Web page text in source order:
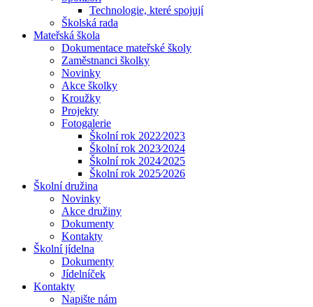
Technologie, které spojují
Školská rada
Mateřská škola
Dokumentace mateřské školy
Zaměstnanci školky
Novinky
Akce školky
Kroužky
Projekty
Fotogalerie
Školní rok 2022⁄2023
Školní rok 2023⁄2024
Školní rok 2024⁄2025
Školní rok 2025⁄2026
Školní družina
Novinky
Akce družiny
Dokumenty
Kontakty
Školní jídelna
Dokumenty
Jídelníček
Kontakty
Napište nám